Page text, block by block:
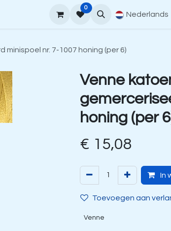
Hoe te bestellen Contact
0
Nederlands
nr. 7-1007 honing (per 6)
Venne
honing (per
€ 15,08
In
Toevoegen aan
Venne